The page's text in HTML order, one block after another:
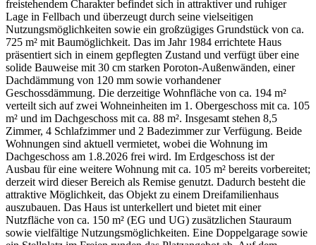
freistehendem Charakter befindet sich in attraktiver und ruhiger
Lage in Fellbach und überzeugt durch seine vielseitigen
Nutzungsmöglichkeiten sowie ein großzügiges Grundstück von ca.
725 m² mit Baumöglichkeit. Das im Jahr 1984 errichtete Haus
präsentiert sich in einem gepflegten Zustand und verfügt über eine
solide Bauweise mit 30 cm starken Poroton-Außenwänden, einer
Dachdämmung von 120 mm sowie vorhandener
Geschossdämmung. Die derzeitige Wohnfläche von ca. 194 m²
verteilt sich auf zwei Wohneinheiten im 1. Obergeschoss mit ca. 105
m² und im Dachgeschoss mit ca. 88 m². Insgesamt stehen 8,5
Zimmer, 4 Schlafzimmer und 2 Badezimmer zur Verfügung. Beide
Wohnungen sind aktuell vermietet, wobei die Wohnung im
Dachgeschoss am 1.8.2026 frei wird. Im Erdgeschoss ist der
Ausbau für eine weitere Wohnung mit ca. 105 m² bereits vorbereitet;
derzeit wird dieser Bereich als Remise genutzt. Dadurch besteht die
attraktive Möglichkeit, das Objekt zu einem Dreifamilienhaus
auszubauen. Das Haus ist unterkellert und bietet mit einer
Nutzfläche von ca. 150 m² (EG und UG) zusätzlichen Stauraum
sowie vielfältige Nutzungsmöglichkeiten. Eine Doppelgarage sowie